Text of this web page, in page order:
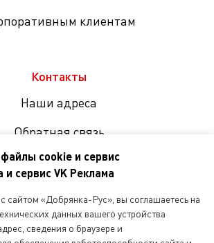
клиентам
Контакты
Наши адреса
Обратная связь
cookie и сервис
сервис VK Реклама
сайтом «Добрянка-Рус», вы соглашаетесь на
данных вашего устройства
сведения о браузере и